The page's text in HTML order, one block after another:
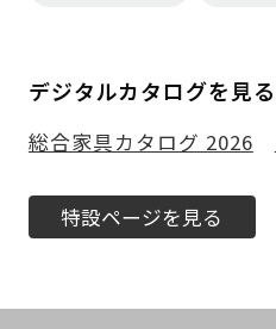
デジタルカタログを見る
総合家具カタログ 2026
特設ページを見る